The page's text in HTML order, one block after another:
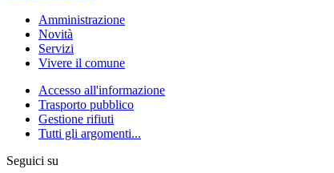
Amministrazione
Novità
Servizi
Vivere il comune
Accesso all'informazione
Trasporto pubblico
Gestione rifiuti
Tutti gli argomenti...
Seguici su